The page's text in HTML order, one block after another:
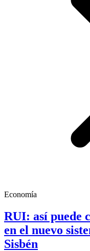
Economía
RUI: así puede
en el nuevo
Sisbén